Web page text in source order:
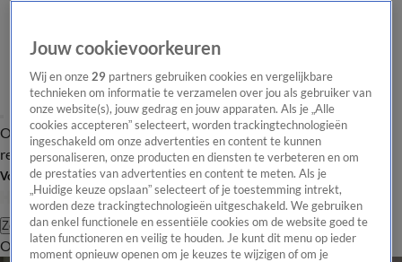
Overzicht Laatste nieuws Regionieuws Het beste van Hart
Tip de
redactie
Volg Hart van Nederland
Zoeken
OverzichtRegioUitzendingenWeerTip de redactiePanelVideo's
Jouw cookievoorkeuren
Wij en onze29 partners gebruiken cookies en vergelijkbare
technieken om informatie te verzamelen over jou als gebruiker van
onze website(s), jouw gedrag en jouw apparaten. Als je „Alle
cookies accepteren” selecteert, worden trackingtechnologieën
ingeschakeld om onze advertenties en content te kunnen
personaliseren, onze producten en diensten te verbeteren en om
de prestaties van advertenties en content te meten. Als je
„Huidige keuze opslaan” selecteert of je toestemming intrekt,
worden deze trackingtechnologieën uitgeschakeld. We gebruiken
dan enkel functionele en essentiële cookies om de website goed te
laten functioneren en veilig te houden. Je kunt dit menu op ieder
moment opnieuw openen om je keuzes te wijzigen of om je